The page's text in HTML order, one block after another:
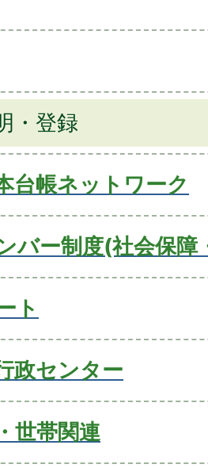
・登録
台帳ネットワーク
バー制度(社会保障
ト
政センター
世帯関連